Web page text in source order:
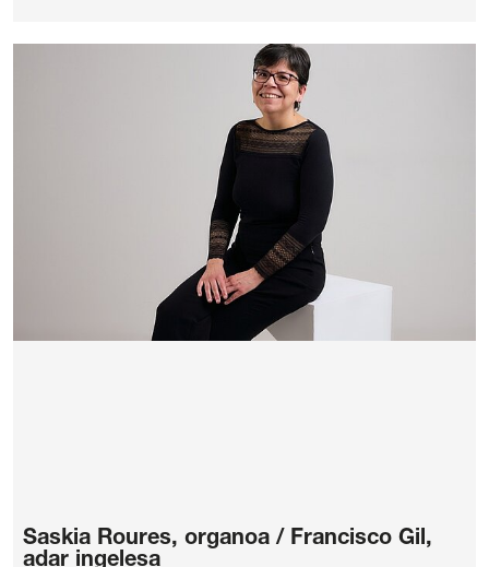
Saskia Roures, organoa / Francisco Gil,
adar ingelesa